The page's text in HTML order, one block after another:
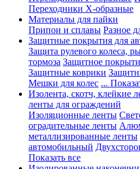
Переходники Х-образные
Материалы для пайки
Припои и сплавы Разное
Защитные покрытия для
Защита рулевого колеса,
тормоза Защитное
Защитные коврики
Мешки для колес ...
Изолента, скотч, клейкие
ленты для ограждений
Изоляционные ленты
оградительные ленты
металлизированные ленты
автомобильный
Показать все